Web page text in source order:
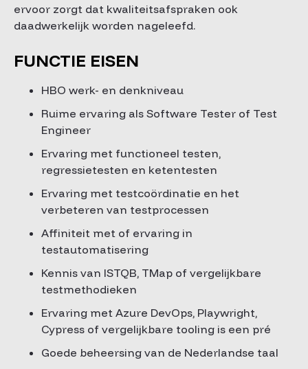
ervoor zorgt dat kwaliteitsafspraken ook
daadwerkelijk worden nageleefd.
FUNCTIE EISEN
HBO werk- en denkniveau
Ruime ervaring als Software Tester of Test
Engineer
Ervaring met functioneel testen,
regressietesten en ketentesten
Ervaring met testcoördinatie en het
verbeteren van testprocessen
Affiniteit met of ervaring in
testautomatisering
Kennis van ISTQB, TMap of vergelijkbare
testmethodieken
Ervaring met Azure DevOps, Playwright,
Cypress of vergelijkbare tooling is een pré
Goede beheersing van de Nederlandse taal